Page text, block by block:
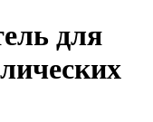
для